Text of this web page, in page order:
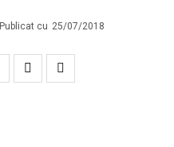
Publicat cu 25/07/2018